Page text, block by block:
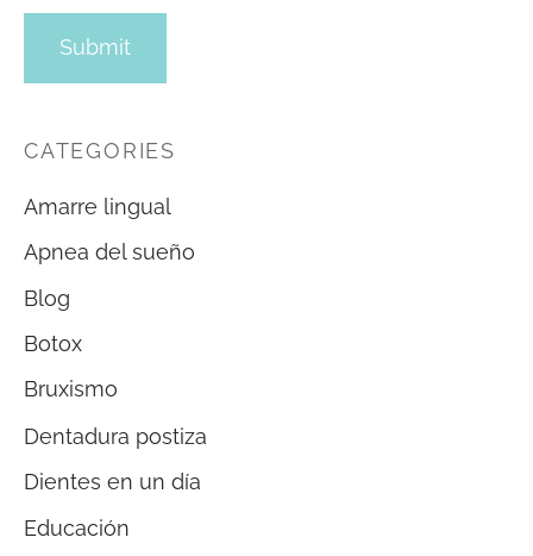
CATEGORIES
Amarre lingual
Apnea del sueño
Blog
Botox
Bruxismo
Dentadura postiza
Dientes en un día
Educación